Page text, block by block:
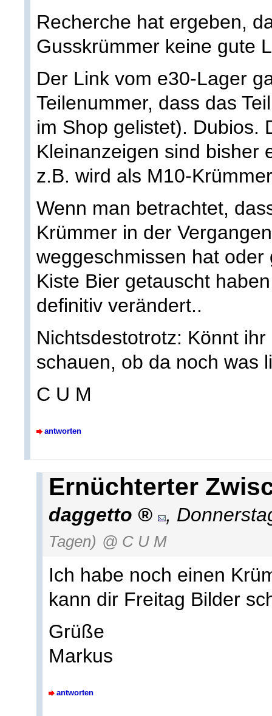
Recherche hat ergeben,
Gusskrümmer keine gute
Der Link vom e30-Lager
Teilenummer, dass das
im Shop gelistet). Dubios.
Kleinanzeigen sind bisher
z.B. wird als M10-
Wenn man betrachtet,
Krümmer in der
weggeschmissen hat
Kiste Bier getauscht
definitiv verändert..
Nichtsdestotrotz: Könnt
schauen, ob da noch was
C U M
antworten
Ernüchterter
daggetto ,
Tagen) @ C U M
Ich habe noch einen
kann dir Freitag Bilder
Grüße
Markus
antworten